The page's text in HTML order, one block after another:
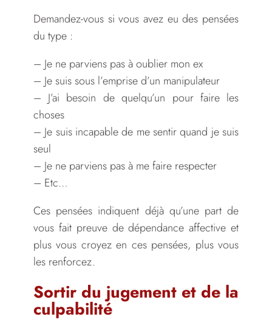
Demandez-vous si vous avez eu des pensées
du type :
– Je ne parviens pas à oublier mon ex
– Je suis sous l’emprise d’un manipulateur
– J’ai besoin de quelqu’un pour faire les
choses
– Je suis incapable de me sentir quand je suis
seul
– Je ne parviens pas à me faire respecter
– Etc…
Ces pensées indiquent déjà qu’une part de
vous fait preuve de dépendance affective et
plus vous croyez en ces pensées, plus vous
les renforcez.
Sortir du jugement et de la
culpabilité